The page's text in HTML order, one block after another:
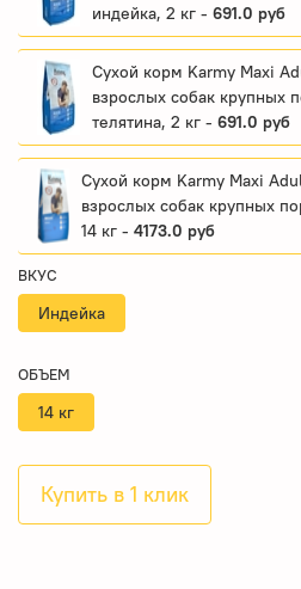
индейка, 2 кг - 691.0 руб
Сухой корм Karmy Maxi
взрослых собак крупных
телятина, 2 кг - 691.0 руб
Сухой корм Karmy Maxi
взрослых собак крупных
14 кг - 4173.0 руб
Купить в 1 клик
ВКУС
Индейка
ОБЪЕМ
14 кг